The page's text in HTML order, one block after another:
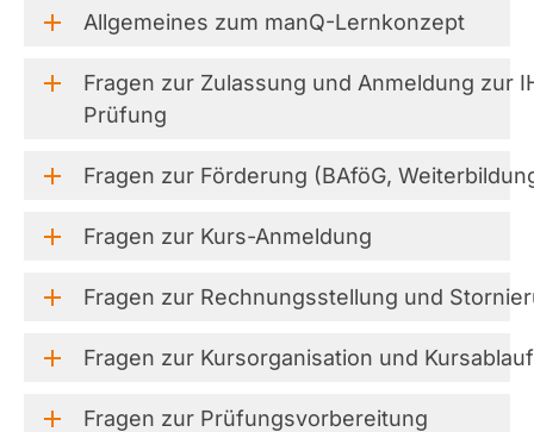
Allgemeines zum manQ-Lernkonzept
Fragen zur Zulassung und Anmeldung zur
Prüfung
Fragen zur Förderung (BAföG,
Fragen zur Kurs-Anmeldung
Fragen zur Rechnungsstellung und
Fragen zur Kursorganisation und Kursablauf
Fragen zur Prüfungsvorbereitung